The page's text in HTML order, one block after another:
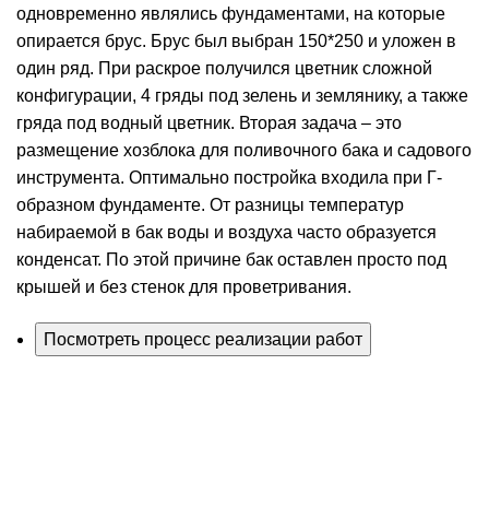
одновременно являлись фундаментами, на которые
опирается брус. Брус был выбран 150*250 и уложен в
один ряд. При раскрое получился цветник сложной
конфигурации, 4 гряды под зелень и землянику, а также
гряда под водный цветник. Вторая задача – это
размещение хозблока для поливочного бака и садового
инструмента. Оптимально постройка входила при Г-
образном фундаменте. От разницы температур
набираемой в бак воды и воздуха часто образуется
конденсат. По этой причине бак оставлен просто под
крышей и без стенок для проветривания.
Посмотреть процесс реализации работ